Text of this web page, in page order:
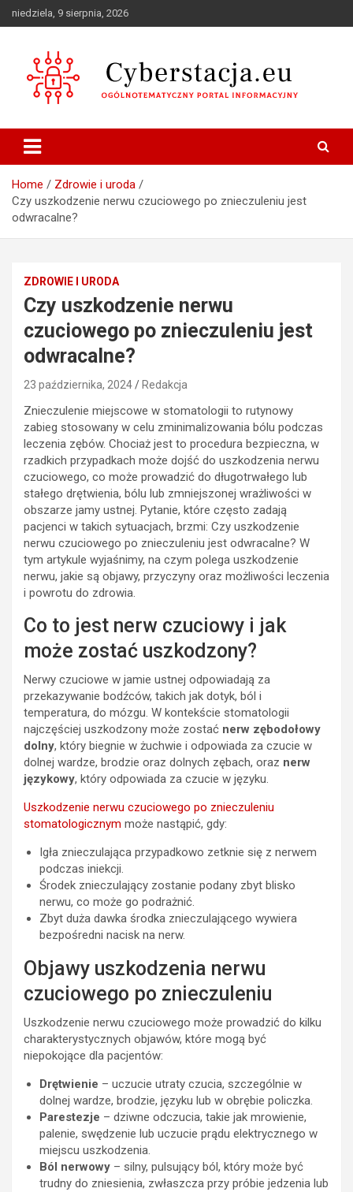
Skip
to
niedziela, 9 sierpnia, 2026
Cyberstacja.eu
Home
Zdrowie i uroda
Czy uszkodzenie nerwu czuciowego po znieczuleniu jest
odwracalne?
ZDROWIE I URODA
Czy uszkodzenie nerwu
czuciowego po znieczuleniu jest
odwracalne?
23 października, 2024 Redakcja
Znieczulenie miejscowe w stomatologii to rutynowy
zabieg stosowany w celu zminimalizowania bólu podczas
leczenia zębów. Chociaż jest to procedura bezpieczna, w
rzadkich przypadkach może dojść do uszkodzenia nerwu
czuciowego, co może prowadzić do długotrwałego lub
stałego drętwienia, bólu lub zmniejszonej wrażliwości w
obszarze jamy ustnej. Pytanie, które często zadają
pacjenci w takich sytuacjach, brzmi: Czy uszkodzenie
nerwu czuciowego po znieczuleniu jest odwracalne? W
tym artykule wyjaśnimy, na czym polega uszkodzenie
nerwu, jakie są objawy, przyczyny oraz możliwości leczenia
i powrotu do zdrowia.
Co to jest nerw czuciowy i jak
może zostać uszkodzony?
Nerwy czuciowe w jamie ustnej odpowiadają za
przekazywanie bodźców, takich jak dotyk, ból i
temperatura, do mózgu. W kontekście stomatologii
najczęściej uszkodzony może zostać nerw zębodołowy
dolny, który biegnie w żuchwie i odpowiada za czucie w
dolnej wardze, brodzie oraz dolnych zębach, oraz nerw
językowy, który odpowiada za czucie w języku.
Uszkodzenie nerwu czuciowego po znieczuleniu
stomatologicznym może nastąpić, gdy:
Igła znieczulająca przypadkowo zetknie się z nerwem
podczas iniekcji.
Środek znieczulający zostanie podany zbyt blisko
nerwu, co może go podrażnić.
Zbyt duża dawka środka znieczulającego wywiera
bezpośredni nacisk na nerw.
Objawy uszkodzenia nerwu
czuciowego po znieczuleniu
Uszkodzenie nerwu czuciowego może prowadzić do kilku
charakterystycznych objawów, które mogą być
niepokojące dla pacjentów:
Drętwienie – uczucie utraty czucia, szczególnie w
dolnej wardze, brodzie, języku lub w obrębie policzka.
Parestezje – dziwne odczucia, takie jak mrowienie,
palenie, swędzenie lub uczucie prądu elektrycznego w
miejscu uszkodzenia.
Ból nerwowy – silny, pulsujący ból, który może być
trudny do zniesienia, zwłaszcza przy próbie jedzenia lub